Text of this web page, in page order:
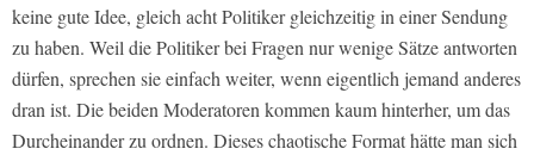
keine gute Idee, gleich acht Politiker gleichzeitig in einer Sendung
zu haben. Weil die Politiker bei Fragen nur wenige Sätze antworten
dürfen, sprechen sie einfach weiter, wenn eigentlich jemand anderes
dran ist. Die beiden Moderatoren kommen kaum hinterher, um das
Durcheinander zu ordnen. Dieses chaotische Format hätte man sich